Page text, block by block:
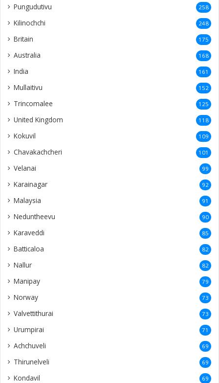
Pungudutivu 258
Kilinochchi 248
Britain 175
Australia 168
India 161
Mullaitivu 152
Trincomalee 125
United Kingdom 118
Kokuvil 109
Chavakachcheri 101
Velanai 99
Karainagar 92
Malaysia 91
Neduntheevu 90
Karaveddi 85
Batticaloa 82
Nallur 82
Manipay 79
Norway 73
Valvettithurai 73
Urumpirai 71
Achchuveli 69
Thirunelveli 69
Kondavil 69